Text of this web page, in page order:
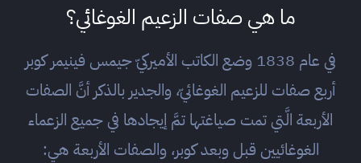
ما هي صفات الزعيم الغوغائي؟
في عام 1838 وضع الكاتب الأميركيّ جيمس فينيمر كوبر
أربع صفات للزعيم الغوغائيّ، والجدير بالذكر أنَّ الصفات
الأربعة الَّتي تمت صياغتها تمَّ إيجادها في جميع الزعماء
الغوغائيين قبل وبعد كوبر، والصفات الأربعة هي: